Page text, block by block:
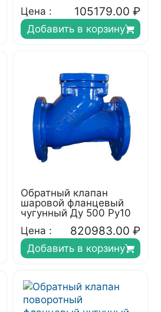
Цена :
105179.00 ₽
Добавить в корзину
Обратный клапан
шаровой фланцевый
чугунный Ду 500 Ру10
Цена :
820983.00 ₽
Добавить в корзину